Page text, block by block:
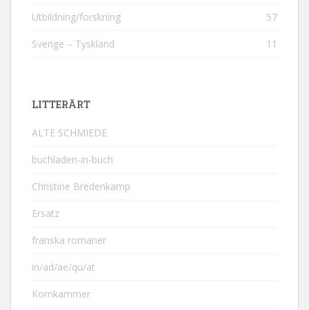
Utbildning/forskning 57
Sverige – Tyskland 11
LITTERÄRT
ALTE SCHMIEDE
buchladen-in-buch
Christine Bredenkamp
Ersatz
franska romaner
in/ad/ae/qu/at
Kornkammer